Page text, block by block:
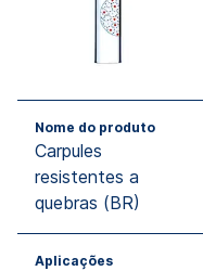
Nome do produto
Carpules
resistentes a
quebras (BR)
Aplicações